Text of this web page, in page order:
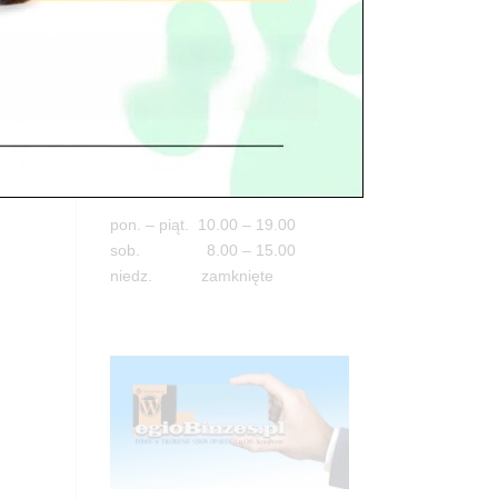
05-100 Nowy Dwór Mazowiecki
tel. 503 900 215
pon. – piąt. 10.00 – 19.00
sob. 8.00 – 15.00
niedz. zamknięte